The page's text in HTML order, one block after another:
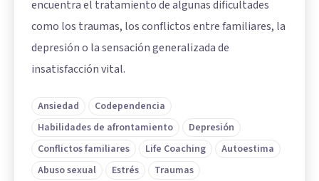
encuentra el tratamiento de algunas dificultades
como los traumas, los conflictos entre familiares, la
depresión o la sensación generalizada de
insatisfacción vital.
Ansiedad
Codependencia
Habilidades de afrontamiento
Depresión
Conflictos familiares
Life Coaching
Autoestima
Abuso sexual
Estrés Traumas